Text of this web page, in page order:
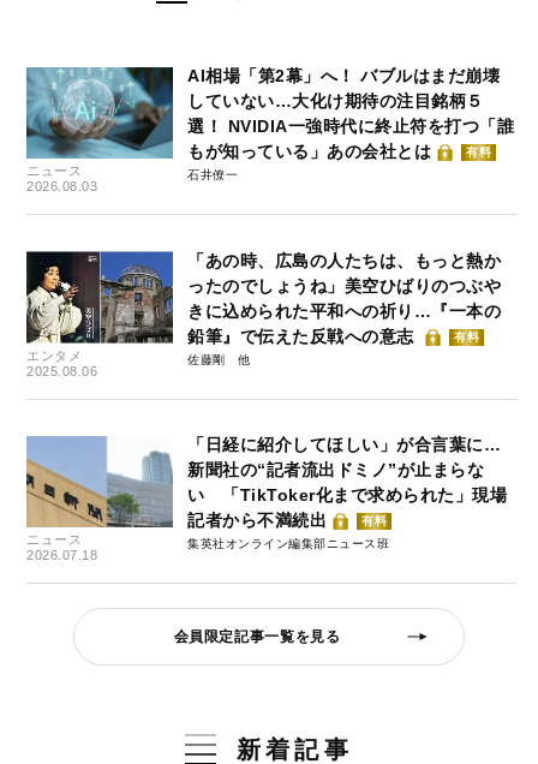
ニュース
2026.08.03
AI相場「第2幕」へ！ バブルはまだ崩壊
していない…大化け期待の注目銘柄５
選！ NVIDIA一強時代に終止符を打つ「誰
もが知っている」あの会社とは
有料
石井僚一
エンタメ
2025.08.06
「あの時、広島の人たちは、もっと熱か
ったのでしょうね」美空ひばりのつぶや
きに込められた平和への祈り…『一本の
鉛筆』で伝えた反戦への意志
有料
佐藤剛
ニュース
2026.07.18
「日経に紹介してほしい」が合言葉に…
新聞社の“記者流出ドミノ”が止まらな
い 「TikToker化まで求められた」現場
記者から不満続出
有料
集英社オンライン編集部ニュース班
会員限定記事一覧を見る
新着記事